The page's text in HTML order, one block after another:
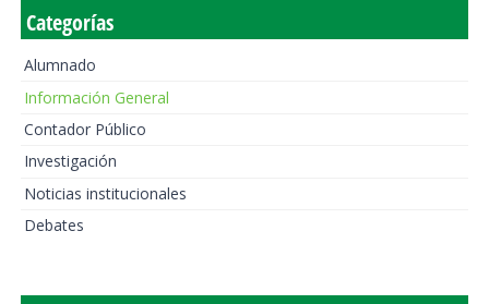
Categorías
Alumnado
Información General
Contador Público
Investigación
Noticias institucionales
Debates